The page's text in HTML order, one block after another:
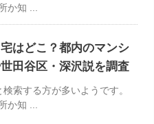
か知 ...
はどこ？都内のマンシ
田谷区・深沢説を調査
検索する方が多いようです。
か知 ...